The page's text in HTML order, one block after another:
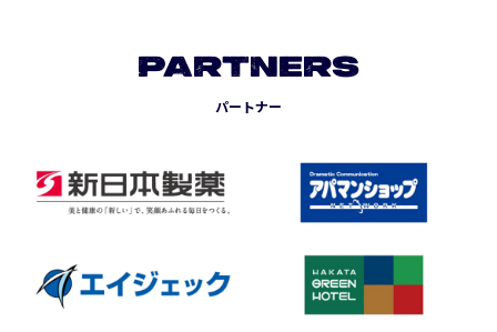
PARTNERS
パートナー